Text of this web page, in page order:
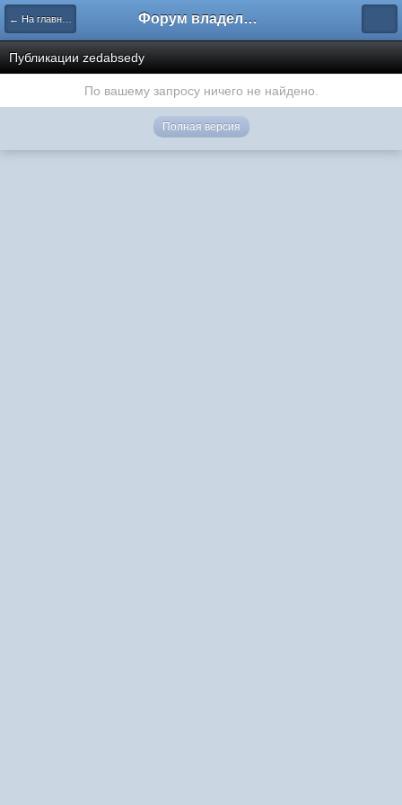
← На главную Форум владельцев интернет-магазинов
Публикации zedabsedy
По вашему запросу ничего не найдено.
Полная версия